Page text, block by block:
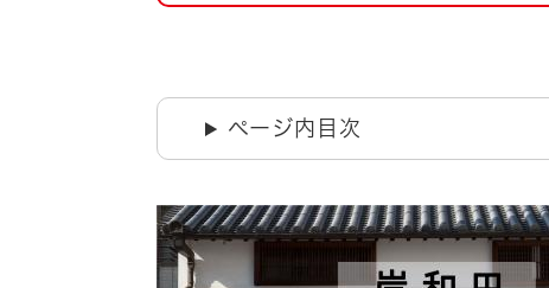
道路・河川・交通
とじる
ページ内目次